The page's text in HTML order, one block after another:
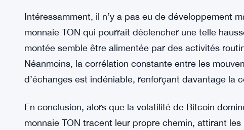
Au moment de la rédaction, la monnaie TON se
2021 de 5,8 $. Le volume quotidien des échanges
un sommet historique de 314 millions de dollars,
de 295 millions de dollars. Cette hausse de l’activité
Intéressamment, il n’y a pas eu de développement